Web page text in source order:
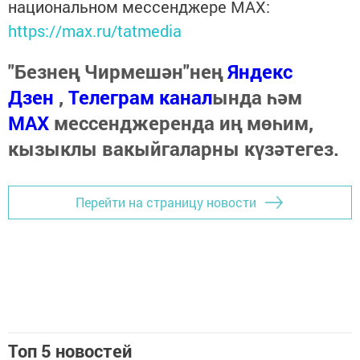
национальном мессенджере MАХ:
https://max.ru/tatmedia
"Безнең Чирмешән"неңЯндекс
Дзен , Телеграм каналында һәм
МАХ мессенджеренда иң мөһим,
кызыклы вакыйгаларны күзәтегез.
Перейти на страницу новости
Топ 5 новостей